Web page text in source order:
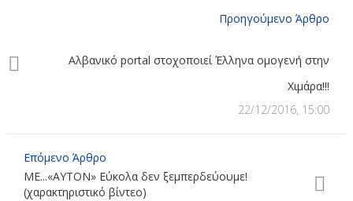
Προηγούμενο Άρθρο
Aλβανικό portal στοχοποιεί Έλληνα ομογενή στην
Χιμάρα!!!
22/12/2016, 15:00
Επόμενο Άρθρο
ΜΕ...«ΑΥΤΟΝ» Εύκολα δεν ξεμπερδεύουμε!
(χαρακτηριστικό βίντεο)